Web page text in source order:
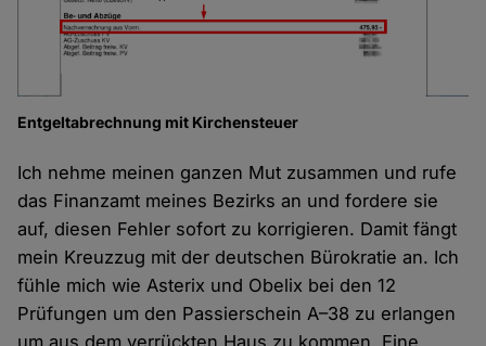
Entgeltabrechnung mit Kirchensteuer
Ich nehme meinen ganzen Mut zusammen und rufe
das Finanzamt meines Bezirks an und fordere sie
auf, diesen Fehler sofort zu korrigieren. Damit fängt
mein Kreuzzug mit der deutschen Bürokratie an. Ich
fühle mich wie Asterix und Obelix bei den 12
Prüfungen um den Passierschein A–38 zu erlangen
um aus dem verrückten Haus zu kommen. Eine